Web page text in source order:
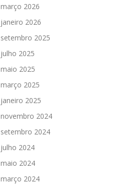
março 2026
janeiro 2026
setembro 2025
julho 2025
maio 2025
março 2025
janeiro 2025
novembro 2024
setembro 2024
julho 2024
maio 2024
março 2024